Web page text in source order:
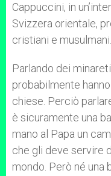
Cappuccini, in
Svizzera orientale,
cristiani e musulmani.
Parlando dei
probabilmente
chiese. Perciò parlare
è sicuramente una
mano al Papa un
che gli deve servire
mondo. Però né una